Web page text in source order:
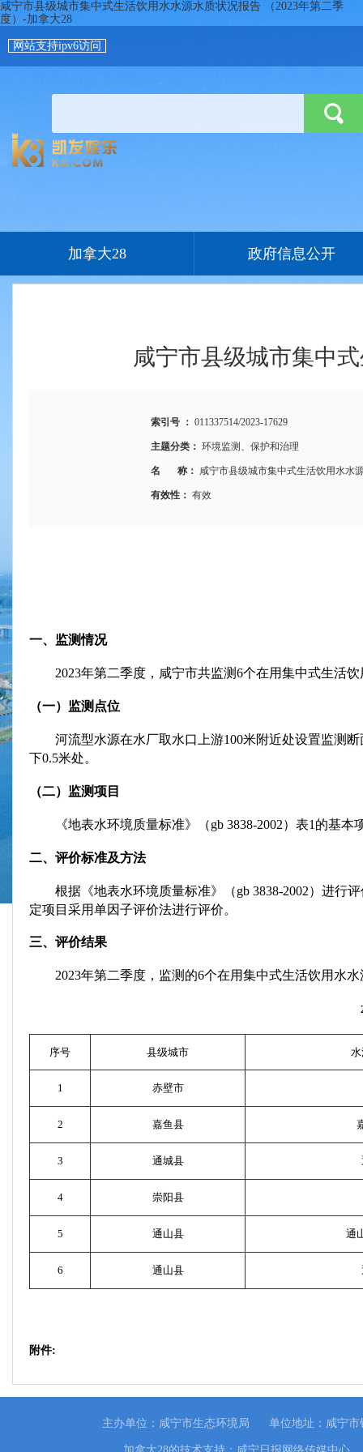
咸宁市县级城市集中式生活饮用水水源水质状况报告 （2023年第二季
度）-加拿大28
网站支持ipv6访问
加拿大28 政府信息公开
咸宁市县级城市集中
索引号 ： 011337514/2023-17629
主题分类： 环境监测、保护和治理
名 称： 咸宁市县级城市集中式生活饮用水水
有效性： 有效
一、监测情况
2023年第二季度，咸宁市共监测6个在用集中式生活
（一）监测点位
河流型水源在水厂取水口上游100米附近处设置监测
下0.5米处。
（二）监测项目
《地表水环境质量标准》（gb 3838-2002）表1 的基本
二、评价标准及方法
根据《地表水环境质量标准》（gb 3838-2002）进行
定项目采用单因子评价法进行评价。
三、评价结果
2023年第二季度，监测的6个在用集中式生活饮用水
序号 县级城市
1 赤壁市
2 嘉鱼县
3 通城县
4 崇阳县
5 通山县 通
6 通山县
附件:
主办单位：咸宁市生态环境局 单位地址：咸宁市